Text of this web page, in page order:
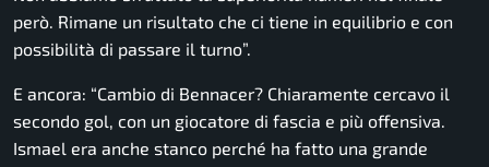
però. Rimane un risultato che ci tiene in equilibrio e con
possibilità di passare il turno”.
E ancora: “Cambio di Bennacer? Chiaramente cercavo il
secondo gol, con un giocatore di fascia e più offensiva.
Ismael era anche stanco perché ha fatto una grande